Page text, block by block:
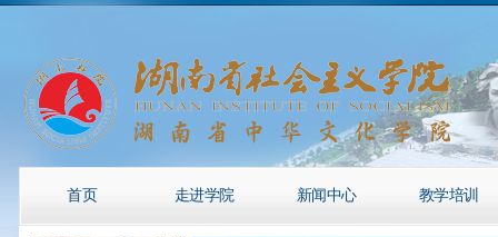
首页 走进学院 新闻中心 教学培训